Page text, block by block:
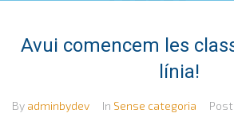
Avui comencem les
línia!
By adminbydev In Sense categoria